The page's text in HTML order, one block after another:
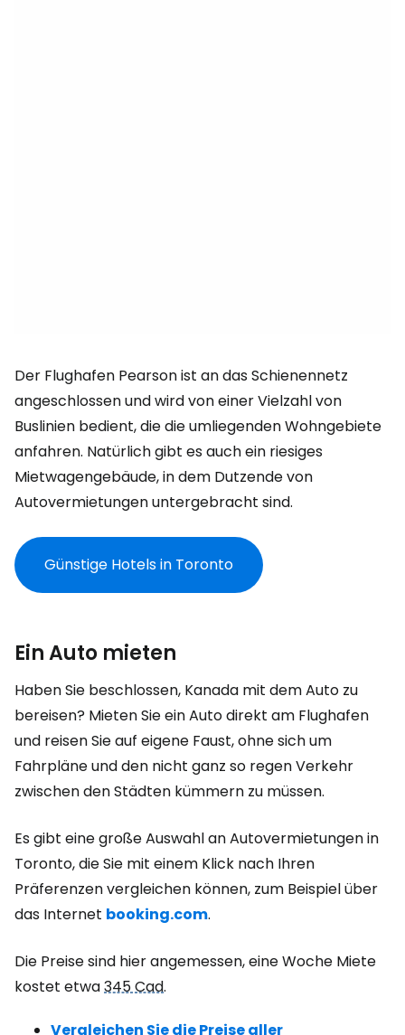
Der Flughafen Pearson ist an das Schienennetz
angeschlossen und wird von einer Vielzahl von
Buslinien bedient, die die umliegenden Wohngebiete
anfahren. Natürlich gibt es auch ein riesiges
Mietwagengebäude, in dem Dutzende von
Autovermietungen untergebracht sind.
Günstige Hotels in Toronto
Ein Auto mieten
Haben Sie beschlossen, Kanada mit dem Auto zu
bereisen? Mieten Sie ein Auto direkt am Flughafen
und reisen Sie auf eigene Faust, ohne sich um
Fahrpläne und den nicht ganz so regen Verkehr
zwischen den Städten kümmern zu müssen.
Es gibt eine große Auswahl an Autovermietungen in
Toronto, die Sie mit einem Klick nach Ihren
Präferenzen vergleichen können, zum Beispiel über
das Internet booking.com.
Die Preise sind hier angemessen, eine Woche Miete
kostet etwa345 Cad.
Vergleichen Sie die Preise aller